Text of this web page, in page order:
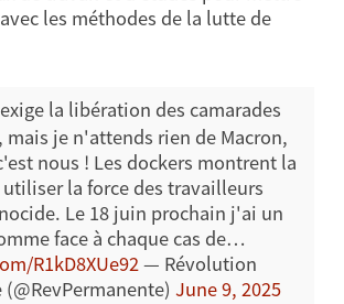
les méthodes de la lutte de
la libération des camarades
mais je n'attends rien de Macron,
nous ! Les dockers montrent la
la force des travailleurs
Le 18 juin prochain j'ai un
face à chaque cas de…
R1kD8XUe92— Révolution
June 9, 2025